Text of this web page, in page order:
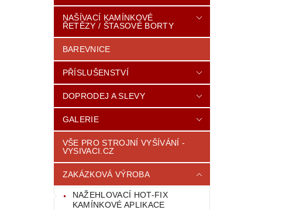
NAŠÍVACÍ KAMÍNKOVÉ
ŘETĚZY / ŠTASOVÉ BORTY
BAREVNICE
PŘÍSLUŠENSTVÍ
DOPRODEJ A SLEVY
GALERIE
VŠE PRO STROJNÍ VYŠÍVÁNÍ -
VYSIVACI.CZ
ZAKÁZKOVÁ VÝROBA
NAŽEHLOVACÍ HOT-FIX
KAMÍNKOVÉ APLIKACE